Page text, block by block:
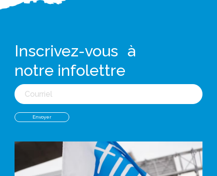
Inscrivez-vous à
notre infolettre
Courriel